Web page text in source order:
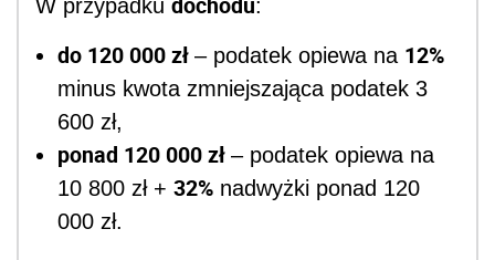
W przypadku :
do 120 000 zł – podatek opiewa na 12%
minus kwota zmniejszająca podatek 3
600 zł,
ponad 120 000 zł – podatek opiewa na
10 800 zł + 32% nadwyżki ponad 120
000 zł.